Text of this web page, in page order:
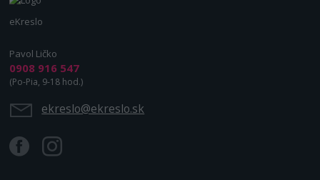
eKreslo
Pavol Ličko
0908 916 547
(Po-Pia, 9-18 hod.)
ekreslo@ekreslo.sk